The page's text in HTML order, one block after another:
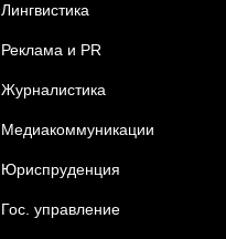
Лингвистика
Реклама и PR
Журналистика
Медиакоммуникации
Юриcпруденция
Гос. управление